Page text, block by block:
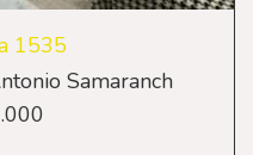
1535
Samaranch